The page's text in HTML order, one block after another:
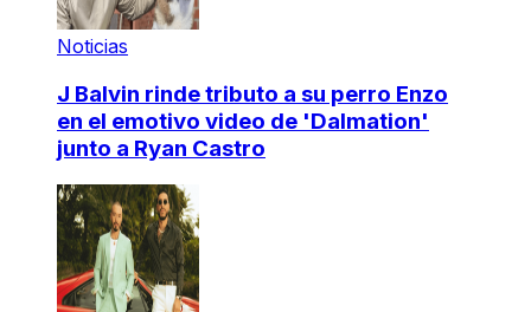
Noticias
J Balvin rinde tributo a su perro Enzo
en el emotivo video de 'Dalmation'
junto a Ryan Castro